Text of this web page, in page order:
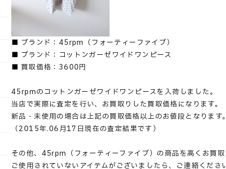
■ ブランド：45rpm（フォーティーファイブ）
■ ブランド：コットンガーゼワイドワンピース
■ 買取価格：3600円
45rpmのコットンガーゼワイドワンピースを入荷しました。
当店で実際に査定を行い、お買取りした買取価格になります。
新品・未使用の場合は上記の買取価格以上のお値段となります。
（2015年.06月17日現在の査定結果です）
その他、45rpm（フォーティーファイブ）の商品を高くお買取
ご使用されていないアイテムがございましたら、ご連絡くださ